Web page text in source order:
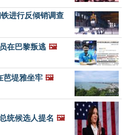
进行反倾销调查
在巴黎叛逃 🖼️
芭堤雅坐牢 🖼️
统候选人提名 🖼️